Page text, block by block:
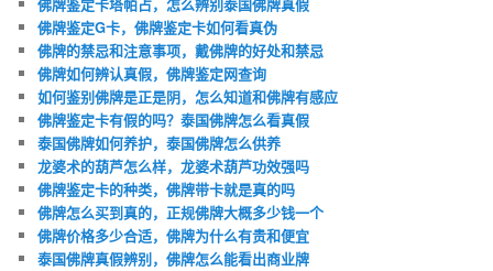
佛牌鉴定G卡，佛牌鉴定卡如何看真伪
佛牌的禁忌和注意事项，戴佛牌的好处和禁忌
佛牌如何辨认真假，佛牌鉴定网查询
如何鉴别佛牌是正是阴，怎么知道和佛牌有感应
佛牌鉴定卡有假的吗？泰国佛牌怎么看真假
泰国佛牌如何养护，泰国佛牌怎么供养
龙婆术的葫芦怎么样，龙婆术葫芦功效强吗
佛牌鉴定卡的种类，佛牌带卡就是真的吗
佛牌怎么买到真的，正规佛牌大概多少钱一个
佛牌价格多少合适，佛牌为什么有贵和便宜
泰国佛牌真假辨别，佛牌怎么能看出商业牌